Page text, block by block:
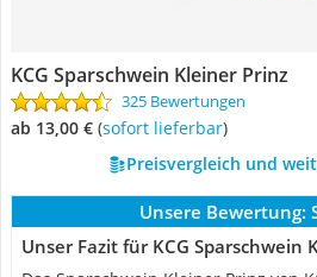
KCG Sparschwein Kleiner Prinz
325 Bewertungen
ab 13,00 € ( Sofort lieferbar)
Preisvergleich und
Unsere Bewertung:
Unser Fazit für KCG Sparschwein